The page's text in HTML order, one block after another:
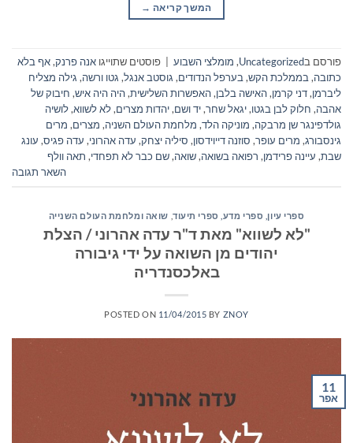
המשך קריאה →
פורסם בUncategorized
, מומלצי השבוע פוסטים שתוייגו אנה פרנק,אף בלא
כתובה,בממלכת הקש,בערפל הנדודים, גוסטב אנגל, גטו ורשה, גילה מצליח
ליברמן,דני קרמן,האישה בלבן,האפשרות השלישית,היה היה איש, חיבוק של
אהבה, חלוק לבן בגטו,יגאל שחר,יד ושם,יהדות מצרים,לא לשווא,לושיה
גולדפינגר שן מרבקה, מוניקה הלד, מלחמת העולם השניה, מצרים, מרים
גינסבורג, מרים עופר, סוזנה דייוידסון, סיליה יצחק, עדה אהרוני, עדה פגיס, עונג
שבת, עיינה פרידמן, רפואה בשואה,שואה,שם כבר לא תפחדי, תאה וולף
השאר תגובה
ספרי עיון, ספרי מדע, ספרי תיעוד, שואה ומלחמת העולם השנייה
"לא לשווא" מאת ד"ר עדה אהרוני / הצלת
יהודים מן השואה על ידי גיבורה
באלכסנדריה
POSTED ON 11/04/2015 BY ZNOY
11
אפר